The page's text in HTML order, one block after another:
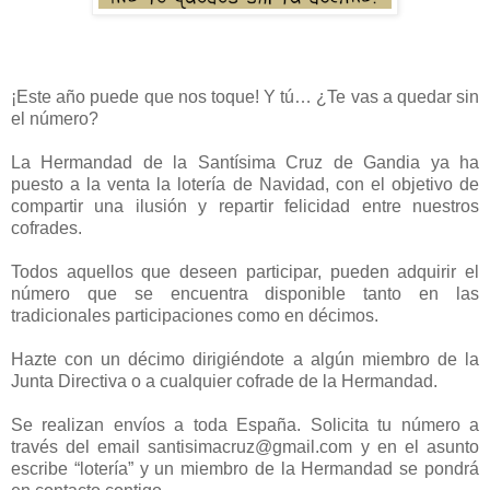
¡Este año puede que nos toque! Y tú… ¿Te vas a quedar sin
el número?
La Hermandad de la Santísima Cruz de Gandia ya ha
puesto a la venta la lotería de Navidad, con el objetivo de
compartir una ilusión y repartir felicidad entre nuestros
cofrades.
Todos aquellos que deseen participar, pueden adquirir el
número que se encuentra disponible tanto en las
tradicionales participaciones como en décimos.
Hazte con un décimo dirigiéndote a algún miembro de la
Junta Directiva o a cualquier cofrade de la Hermandad.
Se realizan envíos a toda España. Solicita tu número a
través del email santisimacruz@gmail.com y en el asunto
escribe “lotería” y un miembro de la Hermandad se pondrá